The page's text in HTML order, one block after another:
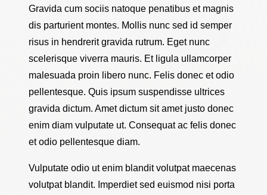
Gravida cum sociis natoque penatibus et magnis
dis parturient montes. Mollis nunc sed id semper
risus in hendrerit gravida rutrum. Eget nunc
scelerisque viverra mauris. Et ligula ullamcorper
malesuada proin libero nunc. Felis donec et odio
pellentesque. Quis ipsum suspendisse ultrices
gravida dictum. Amet dictum sit amet justo donec
enim diam vulputate ut. Consequat ac felis donec
et odio pellentesque diam.
Vulputate odio ut enim blandit volutpat maecenas
volutpat blandit. Imperdiet sed euismod nisi porta